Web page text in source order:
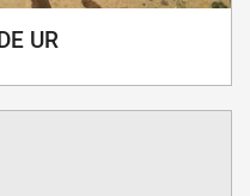
UR